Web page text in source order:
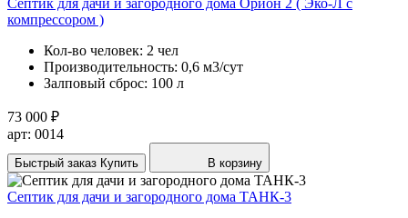
компрессором )
Кол-во человек: 2 чел
Производительность: 0,6 м3/сут
Залповый сброс: 100 л
73 000 ₽
арт: 0014
Быстрый заказ Купить В корзину
Септик для дачи и загородного дома ТАНК-3